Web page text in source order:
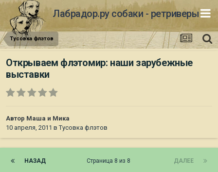
Лабрадор.ру собаки - ретриверы
Тусовка флэтов
Открываем флэтомир: наши зарубежные
выставки
Автор Маша и Мика
10 апреля, 2011 вТусовка флэтов
НАЗАД ДАЛЕЕ
Страница 8 из 8